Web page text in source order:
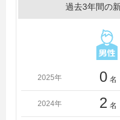
過去3年間の
2025年 0 名
2024年 2 名